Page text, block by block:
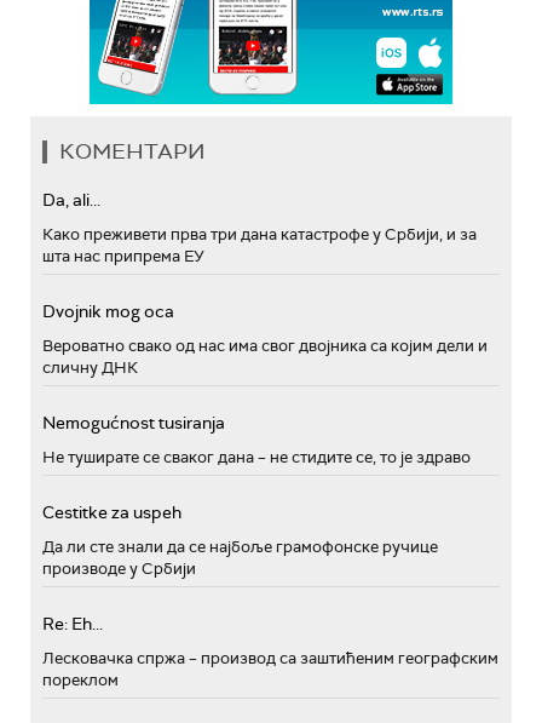
КОМЕНТАРИ
Da, ali...
Како преживети прва три дана катастрофе у Србији, и за
шта нас припрема ЕУ
Dvojnik mog oca
Вероватно свако од нас има свог двојника са којим дели и
сличну ДНК
Nemogućnost tusiranja
Не туширате се сваког дана – не стидите се, то је здраво
Cestitke za uspeh
Да ли сте знали да се најбоље грамофонске ручице
производе у Србији
Re: Eh...
Лесковачка спржа – производ са заштићеним географским
пореклом